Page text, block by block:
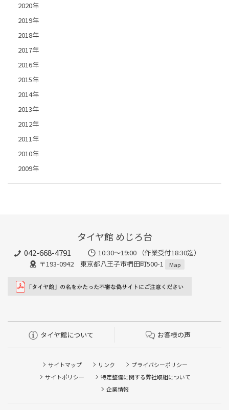
2020年
2019年
2018年
2017年
2016年
2015年
2014年
2013年
2012年
2011年
2010年
2009年
タイヤ館 めじろ台
042-668-4791
10:30～19:00 （作業受付18:30迄）
〒193-0942 東京都八王子市椚田町500-1
Map
タイヤ館について お客様の声
サイトマップ リンク
プライバシーポリシー
サイトポリシー
特定整備に関する弊社取組について
企業情報